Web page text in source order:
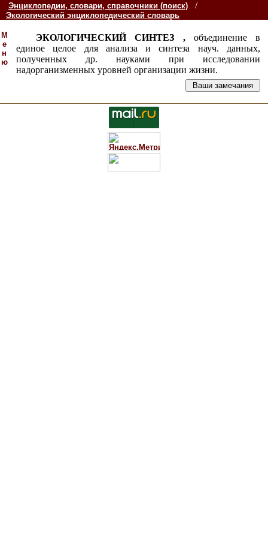
Энциклопедии, словари, справочники (поиск) /
Экологический энциклопедический словарь
М
е
н
ю
ЭКОЛОГИЧЕСКИЙ СИНТЕЗ , объединение в
единое целое для анализа и синтеза науч. данных,
полученных др. науками при исследовании
надорганизменных уровней организации жизни.